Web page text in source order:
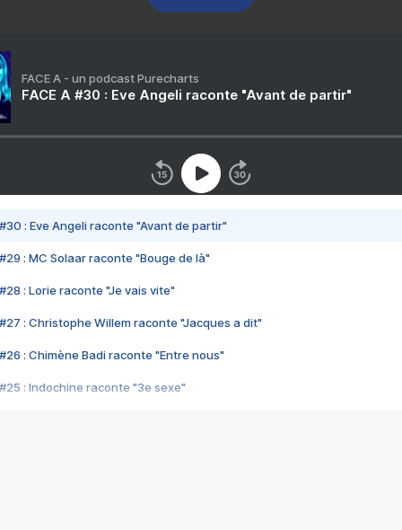
FACE A - un podcast Purecharts
FACE A #30 : Eve Angeli raconte "Avant de partir"
#30 : Eve Angeli raconte "Avant de partir"
#29 : MC Solaar raconte "Bouge de là"
#28 : Lorie raconte "Je vais vite"
#27 : Christophe Willem raconte "Jacques a dit"
#26 : Chimène Badi raconte "Entre nous"
#25 : Indochine raconte "3e sexe"